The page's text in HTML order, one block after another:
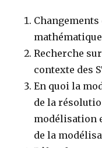
décrire des
combinant des
une fleur avec
équilatéraux. »)
Attentes du
un diagramme
ensemble de
utilisant la
et litres).
Attentes du
classifier des
de réduire le
aire fixe.
Attentes du
mathématique
Recherche
contexte des
En quoi la
de la
modélisation
de la